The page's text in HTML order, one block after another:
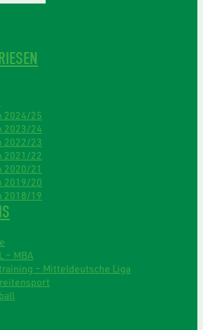
2024/25
2023/24
2022/23
2021/22
2020/21
2019/20
2018/19
– MBA
– Mitteldeutsche Liga